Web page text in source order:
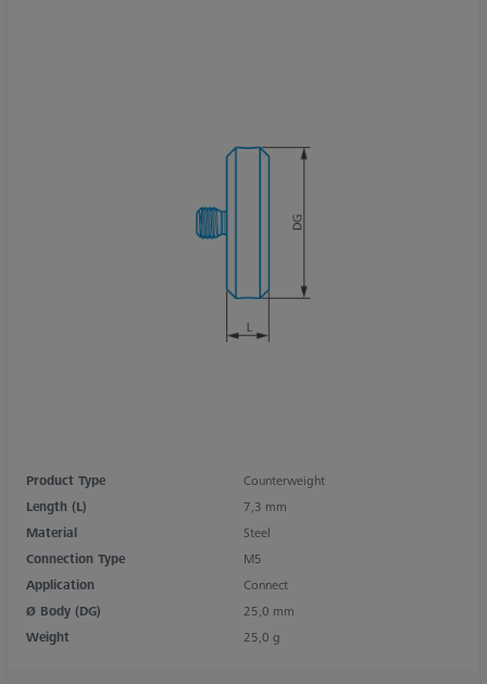
Product Type
Counterweight
Length (L)
7,3 mm
Material
Steel
Connection Type
M5
Application
Connect
Ø Body (DG)
25,0 mm
Weight
25,0 g